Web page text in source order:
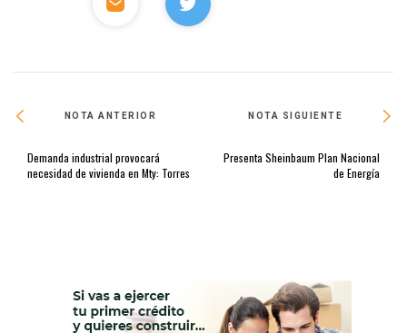
NOTA ANTERIOR
Demanda industrial provocará
necesidad de vivienda en Mty: Torres
NOTA SIGUIENTE
Presenta Sheinbaum Plan Nacional
de Energía